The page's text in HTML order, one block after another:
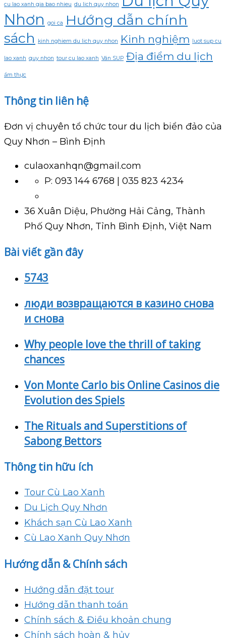
cu lao xanh gia bao nhieu du lich quy nhon
Nhơn goi ca
Hướng dẫn chính
sách
kinh nghiem du lich quy nhon Kinh nghiệm luot sup cu
lao xanh quy nhon tour cu lao xanh Ván SUP Địa điểm du lịch
ẩm thực
Thông tin liên hệ
Đơn vị chuyên tổ chức tour du lịch biển đảo của
Quy Nhơn – Bình Định
culaoxanhqn@gmail.com
P: 093 144 6768 | 035 823 4234
36 Xuân Diệu, Phường Hải Cảng, Thành
Phố Quy Nhơn, Tỉnh Bình Định, Việt Nam
Bài viết gần đây
5743
люди возвращаются в казино снова
и снова
Why people love the thrill of taking
chances
Von Monte Carlo bis Online Casinos die
Evolution des Spiels
The Rituals and Superstitions of
Sabong Bettors
Thông tin hữu ích
Tour Cù Lao Xanh
Du Lịch Quy Nhơn
Khách sạn Cù Lao Xanh
Cù Lao Xanh Quy Nhơn
Hướng dẫn & Chính sách
Hướng dẫn đặt tour
Hướng dẫn thanh toán
Chính sách & Điều khoản chung
Chính sách hoàn & hủy